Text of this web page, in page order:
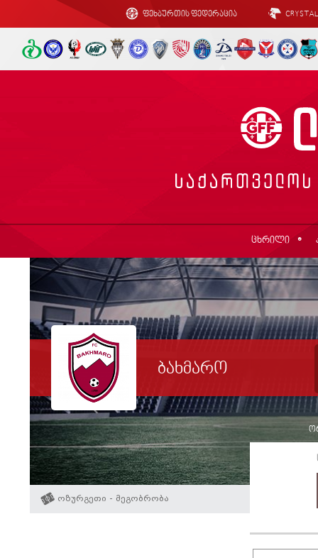
ფეხბურთის ფედერაცია
ცხრილი
ბახმარო
ოზურგეთი - მეგობრობა